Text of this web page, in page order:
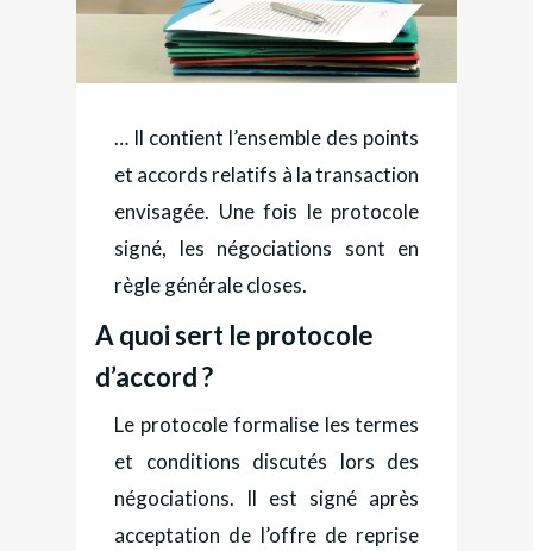
… Il contient l’ensemble des points
et accords relatifs à la transaction
envisagée. Une fois le protocole
signé, les négociations sont en
règle générale closes.
A quoi sert le protocole
d’accord ?
Le protocole formalise les termes
et conditions discutés lors des
négociations. Il est signé après
acceptation de l’offre de reprise